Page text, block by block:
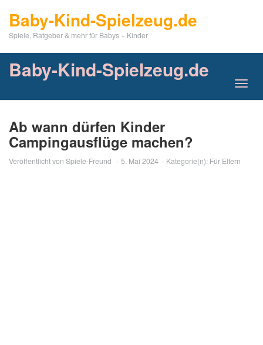
mainBaby-Kind-Spielzeug.de
Spiele, Ratgeber & mehr für Babys + Kinder
Baby-Kind-Spielzeug.de
Ab wann dürfen Kinder
Campingausflüge machen?
Veröffentlicht von Spiele-Freund 5. Mai 2024 Kategorie(n): Für Eltern